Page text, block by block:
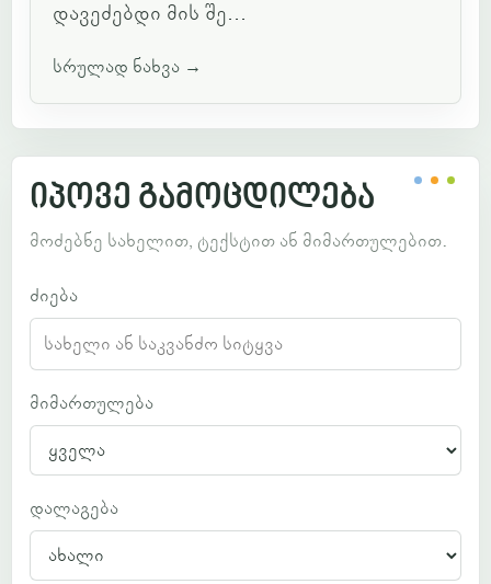
დავეძებდი მის შე...
სრულად ნახვა →
იპოვე გამოცდილება
მოძებნე სახელით, ტექსტით ან მიმართულებით.
ძიება
მიმართულება
დალაგება